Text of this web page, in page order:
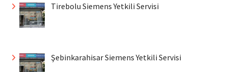
Tirebolu Siemens Yetkili Servisi
Şebinkarahisar Siemens Yetkili Servisi